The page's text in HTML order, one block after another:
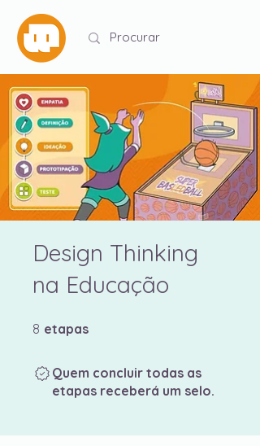
Design Thinking
na Educação
8 etapas
Quem concluir todas as
etapas receberá um selo.